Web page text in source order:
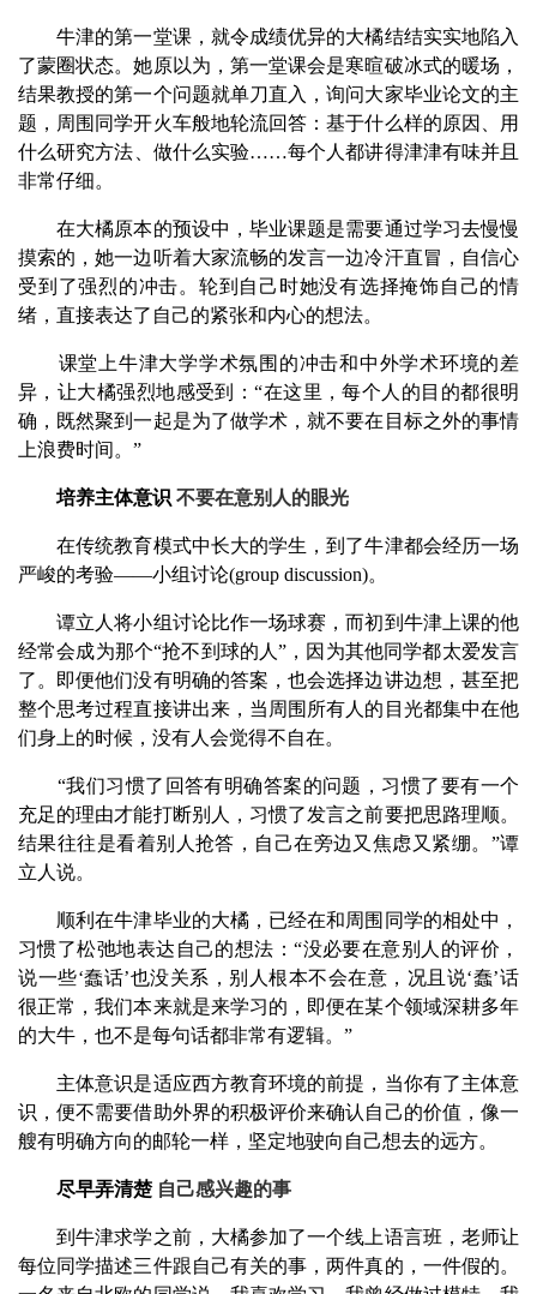
牛津的第一堂课，就令成绩优异的大橘结结实实地陷入
了蒙圈状态。她原以为，第一堂课会是寒暄破冰式的暖场，
结果教授的第一个问题就单刀直入，询问大家毕业论文的主
题，周围同学开火车般地轮流回答：基于什么样的原因、用
什么研究方法、做什么实验……每个人都讲得津津有味并且
非常仔细。
在大橘原本的预设中，毕业课题是需要通过学习去慢慢
摸索的，她一边听着大家流畅的发言一边冷汗直冒，自信心
受到了强烈的冲击。轮到自己时她没有选择掩饰自己的情
绪，直接表达了自己的紧张和内心的想法。
课堂上牛津大学学术氛围的冲击和中外学术环境的差
异，让大橘强烈地感受到：“在这里，每个人的目的都很明
确，既然聚到一起是为了做学术，就不要在目标之外的事情
上浪费时间。”
培养主体意识 不要在意别人的眼光
在传统教育模式中长大的学生，到了牛津都会经历一场
严峻的考验——小组讨论(group discussion)。
谭立人将小组讨论比作一场球赛，而初到牛津上课的他
经常会成为那个“抢不到球的人”，因为其他同学都太爱发言
了。即便他们没有明确的答案，也会选择边讲边想，甚至把
整个思考过程直接讲出来，当周围所有人的目光都集中在他
们身上的时候，没有人会觉得不自在。
“我们习惯了回答有明确答案的问题，习惯了要有一个
充足的理由才能打断别人，习惯了发言之前要把思路理顺。
结果往往是看着别人抢答，自己在旁边又焦虑又紧绷。”谭
立人说。
顺利在牛津毕业的大橘，已经在和周围同学的相处中，
习惯了松弛地表达自己的想法：“没必要在意别人的评价，
说一些‘蠢话’也没关系，别人根本不会在意，况且说‘蠢’话
很正常，我们本来就是来学习的，即便在某个领域深耕多年
的大牛，也不是每句话都非常有逻辑。”
主体意识是适应西方教育环境的前提，当你有了主体意
识，便不需要借助外界的积极评价来确认自己的价值，像一
艘有明确方向的邮轮一样，坚定地驶向自己想去的远方。
尽早弄清楚 自己感兴趣的事
到牛津求学之前，大橘参加了一个线上语言班，老师让
每位同学描述三件跟自己有关的事，两件真的，一件假的。